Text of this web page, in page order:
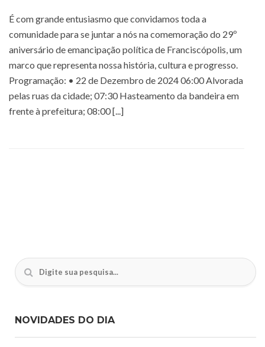
É com grande entusiasmo que convidamos toda a
comunidade para se juntar a nós na comemoração do 29º
aniversário de emancipação política de Franciscópolis, um
marco que representa nossa história, cultura e progresso.
Programação: • 22 de Dezembro de 2024 06:00 Alvorada
pelas ruas da cidade; 07:30 Hasteamento da bandeira em
frente à prefeitura; 08:00 [...]
NOVIDADES DO DIA